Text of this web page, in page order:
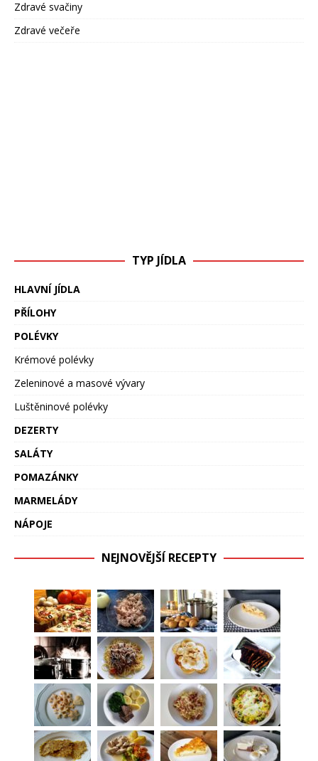
Zdravé svačiny
Zdravé večeře
TYP JÍDLA
HLAVNÍ JÍDLA
PŘÍLOHY
POLÉVKY
Krémové polévky
Zeleninové a masové vývary
Luštěninové polévky
DEZERTY
SALÁTY
POMAZÁNKY
MARMELÁDY
NÁPOJE
NEJNOVĚJŠÍ RECEPTY